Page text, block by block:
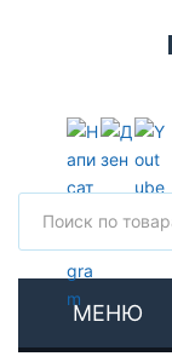
МЕНЮ